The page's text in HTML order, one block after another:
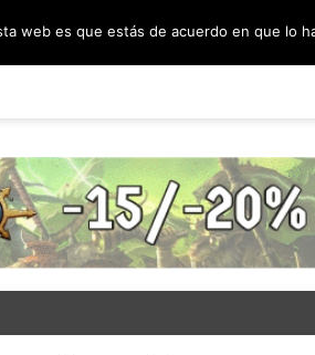
web es que estás de acuerdo en que lo